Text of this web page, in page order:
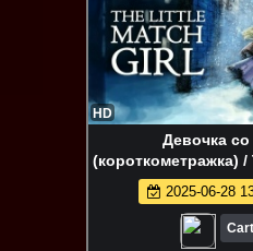
HD
Девочка
(короткометражка)
(США,
2025-06-28